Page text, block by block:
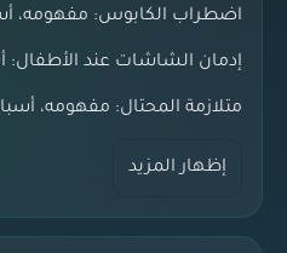
اضطراب الكابوس: مفهومه،
إدمان الشاشات عند الأطفال:
متلازمة المحتال: مفهومه،
إظهار المزيد